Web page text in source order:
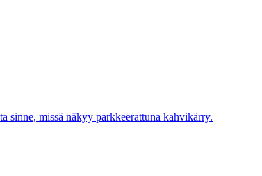
sinne, missä näkyy parkkeerattuna kahvikärry.